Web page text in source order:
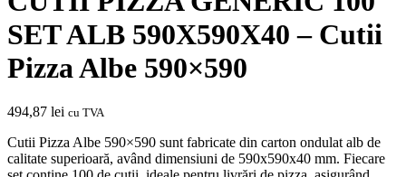
SET ALB 590X590X40 – Cutii
Pizza Albe 590×590
494,87 lei cu TVA
Cutii Pizza Albe 590×590 sunt fabricate din carton ondulat alb de
calitate superioară, având dimensiuni de 590x590x40 mm. Fiecare